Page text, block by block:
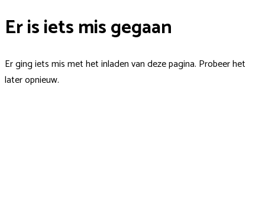
Er is iets mis gegaan
Er ging iets mis met het inladen van deze pagina. Probeer het
later opnieuw.